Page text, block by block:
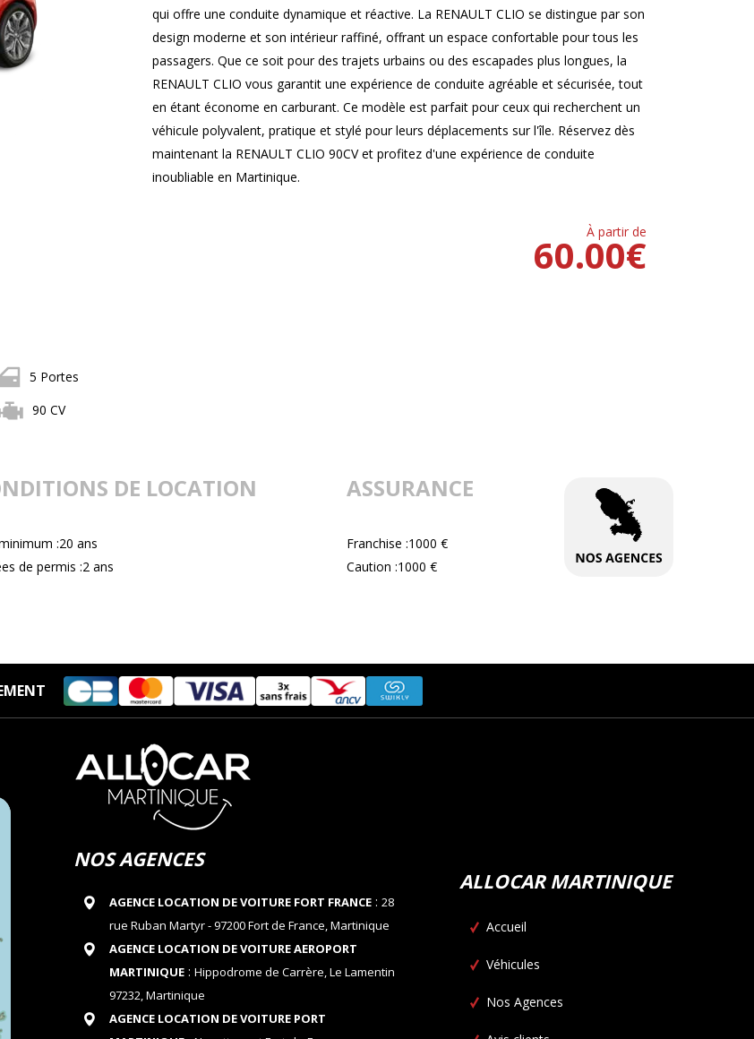
qui offre une conduite dynamique et réactive. La RENAULT CLIO se distingue par son
design moderne et son intérieur raffiné, offrant un espace confortable pour tous les
passagers. Que ce soit pour des trajets urbains ou des escapades plus longues, la
RENAULT CLIO vous garantit une expérience de conduite agréable et sécurisée, tout
en étant économe en carburant. Ce modèle est parfait pour ceux qui recherchent un
véhicule polyvalent, pratique et stylé pour leurs déplacements sur l'île. Réservez dès
maintenant la RENAULT CLIO 90CV et profitez d'une expérience de conduite
inoubliable en Martinique.
À partir de
€
60.00
5 Portes
90 CV
DE LOCATION
:20 ans
de permis :2 ans
ASSURANCE
Franchise :1000 €
Caution :1000 €
NOS AGENCES
AGENCE LOCATION DE VOITURE FORT FRANCE: 28
rue Ruban Martyr - 97200 Fort de France, Martinique
AGENCE LOCATION DE VOITURE AEROPORT
MARTINIQUE: Hippodrome de Carrère, Le Lamentin
97232, Martinique
AGENCE LOCATION DE VOITURE PORT
ALLOCAR MARTINIQUE
Accueil
Véhicules
Nos Agences